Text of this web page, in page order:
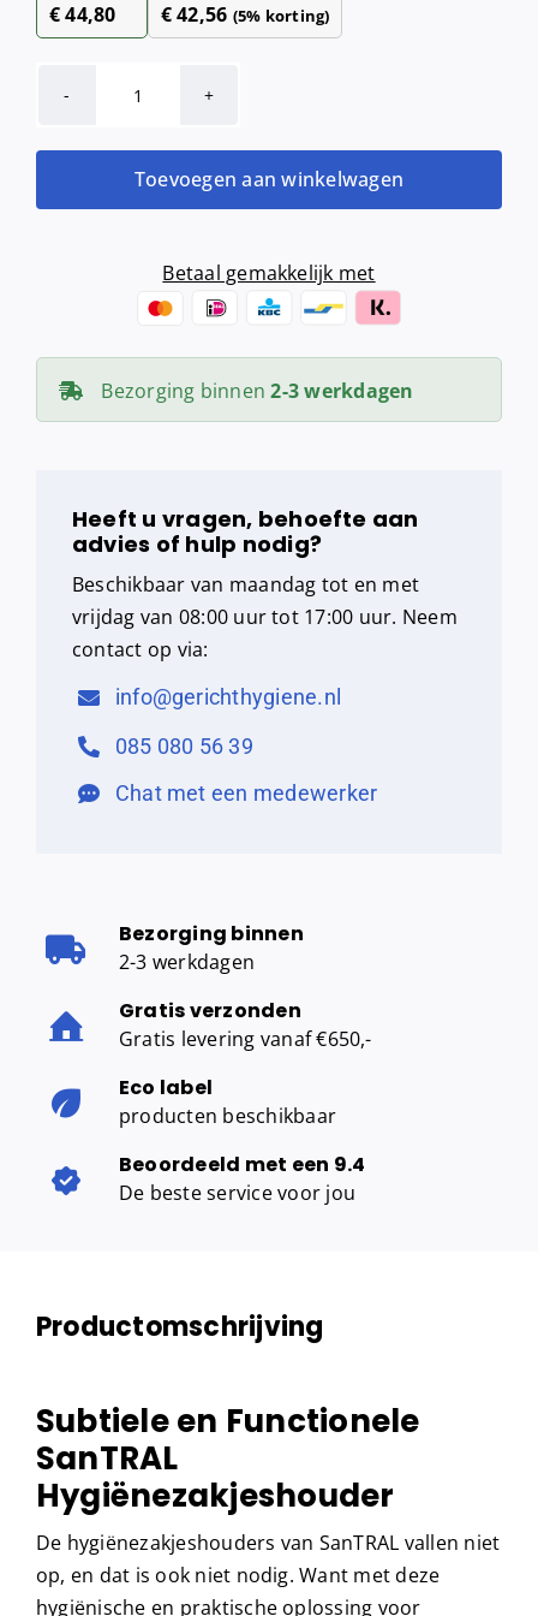
€44,80 €42,56 (5% korting)
SanTRAL
aantal
Toevoegen aan winkelwagen
Betaal gemakkelijk met
Bezorging binnen2-3 werkdagen
Heeft u vragen, behoefte aan
advies of hulp nodig?
Beschikbaar van maandag tot en met
vrijdag van 08:00 uur tot 17:00 uur. Neem
contact op via:
info@gerichthygiene.nl
085 080 56 39
Chat met een medewerker
Bezorging binnen
2-3 werkdagen
Gratis verzonden
Gratis levering vanaf €650,-
Eco label
producten beschikbaar
Beoordeeld met een 9.4
De beste service voor jou
Productomschrijving
Subtiele en Functionele
SanTRAL
Hygiënezakjeshouder
De hygiënezakjeshouders van SanTRAL vallen niet
op, en dat is ook niet nodig. Want met deze
hygiënische en praktische oplossing voor